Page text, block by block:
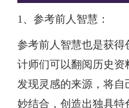
1、参考前人智慧：
参考前人智慧也是获
计师们可以翻阅历史资
发现灵感的来源，将
妙结合，创造出独具特